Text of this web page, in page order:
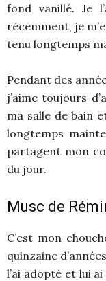
fond vanillé. Je
récemment, je
tenu longtemps
Pendant des
j’aime toujours
ma salle de bain
longtemps
partagent mon
du jour.
Musc de
C’est mon
quinzaine
l’ai adopté et lui